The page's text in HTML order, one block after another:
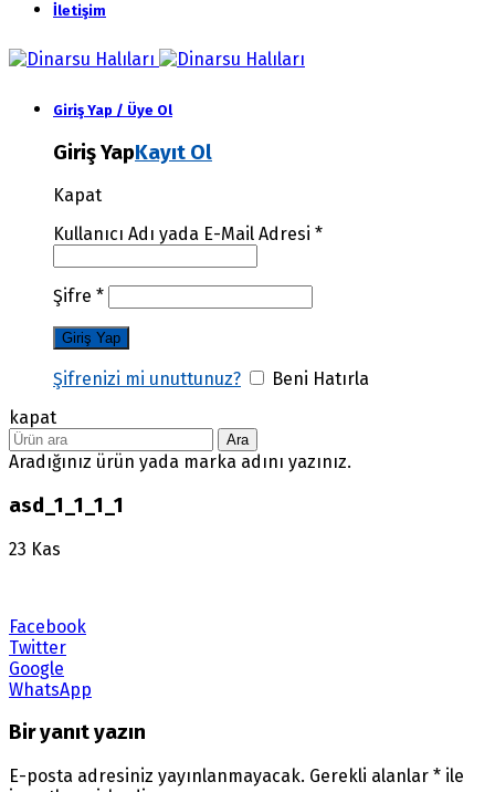
İletişim
Giriş Yap / Üye Ol
Giriş YapKayıt Ol
Kapat
Kullanıcı Adı yada E-Mail Adresi *
Şifre *
Şifrenizi mi unuttunuz?
Beni Hatırla
kapat
Ara
Aradığınız ürün yada marka adını yazınız.
asd_1_1_1_1
23 Kas
Facebook
Twitter
Google
WhatsApp
Bir yanıt yazın
E-posta adresiniz yayınlanmayacak. Gerekli alanlar * ile